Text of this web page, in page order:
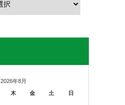
2026年8月
木 金 土 日